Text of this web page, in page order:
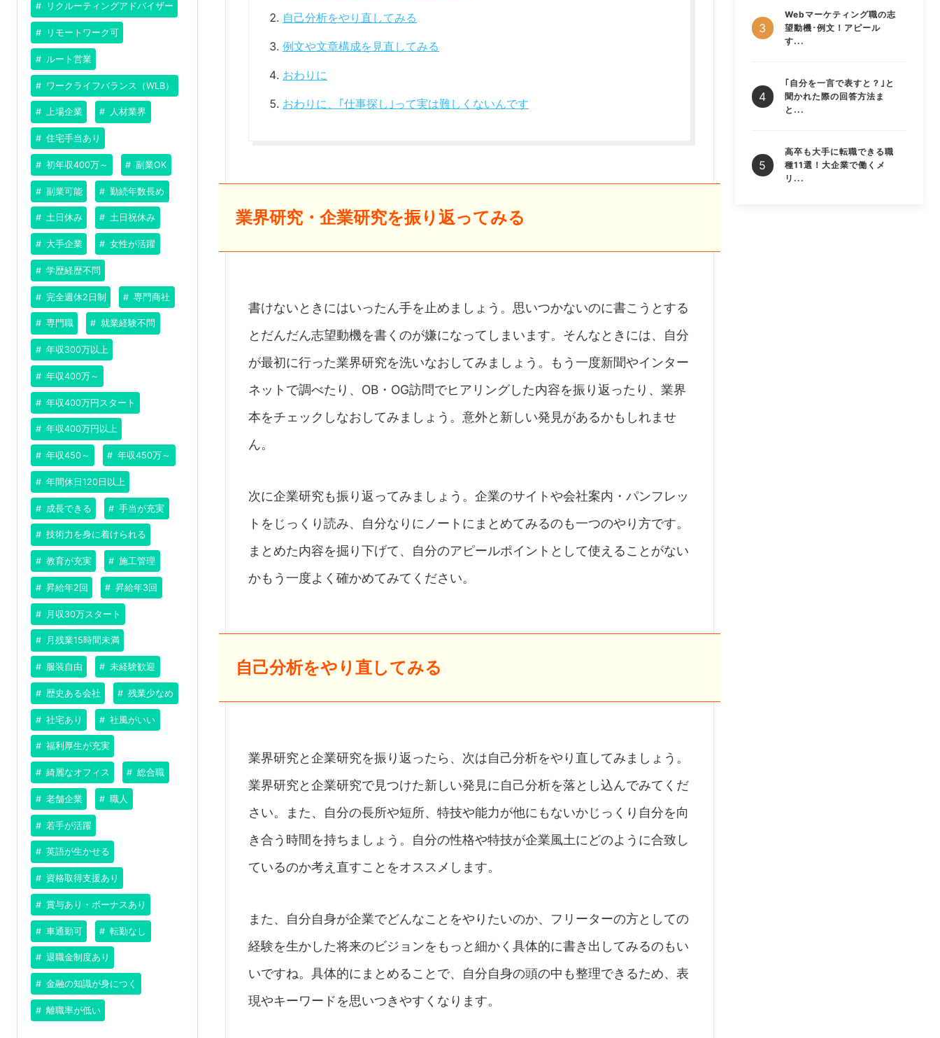
リクルーティングアドバイザー
リモートワーク可
ルート営業
ワークライフバランス（WLB）
上場企業 人材業界
住宅手当あり
初年収400万～ 副業OK
副業可能 勤続年数長め
土日休み 土日祝休み
大手企業 女性が活躍
学歴経歴不問
完全週休2日制 専門商社
専門職 就業経験不問
年収300万以上
年収400万～
年収400万円スタート
年収400万円以上
年収450～ 年収450万～
年間休日120日以上
成長できる 手当が充実
技術力を身に着けられる
教育が充実 施工管理
昇給年2回 昇給年3回
月収30万スタート
月残業15時間未満
服装自由 未経験歓迎
歴史ある会社 残業少なめ
社宅あり 社風がいい
福利厚生が充実
綺麗なオフィス 総合職
老舗企業 職人
若手が活躍
英語が生かせる
資格取得支援あり
賞与あり・ボーナスあり
車通勤可 転勤なし
退職金制度あり
金融の知識が身につく
離職率が低い
自己分析をやり直してみる
例文や文章構成を見直してみる
おわりに
おわりに、｢仕事探し｣って実は難しくないんです
業界研究・企業研究を振り返ってみる
書けないときにはいったん手を止めましょう。思いつかないのに書こうとする
とだんだん志望動機を書くのが嫌になってしまいます。そんなときには、自分
が最初に行った業界研究を洗いなおしてみましょう。もう一度新聞やインター
ネットで調べたり、OB・OG訪問でヒアリングした内容を振り返ったり、業界
本をチェックしなおしてみましょう。意外と新しい発見があるかもしれませ
ん。
次に企業研究も振り返ってみましょう。企業のサイトや会社案内・パンフレッ
トをじっくり読み、自分なりにノートにまとめてみるのも一つのやり方です。
まとめた内容を掘り下げて、自分のアピールポイントとして使えることがない
かもう一度よく確かめてみてください。
自己分析をやり直してみる
業界研究と企業研究を振り返ったら、次は自己分析をやり直してみましょう。
業界研究と企業研究で見つけた新しい発見に自己分析を落とし込んでみてくだ
さい。また、自分の長所や短所、特技や能力が他にもないかじっくり自分を向
き合う時間を持ちましょう。自分の性格や特技が企業風土にどのように合致し
ているのか考え直すことをオススメします。
また、自分自身が企業でどんなことをやりたいのか、フリーターの方としての
経験を生かした将来のビジョンをもっと細かく具体的に書き出してみるのもい
いですね。具体的にまとめることで、自分自身の頭の中も整理できるため、表
現やキーワードを思いつきやすくなります。
Webマーケティング職の志
望動機･例文！アピール
す...
｢自分を一言で表すと？｣と
聞かれた際の回答方法ま
と...
高卒も大手に転職できる職
種11選！大企業で働くメ
リ...